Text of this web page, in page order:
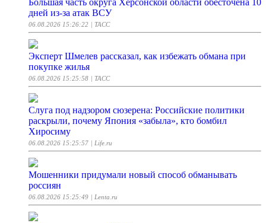
Большая часть округа Херсонской области обесточена 10
дней из-за атак ВСУ
06.08.2026 15:26:22 | ТАСС
Эксперт Шмелев рассказал, как избежать обмана при
покупке жилья
06.08.2026 15:25:58 | ТАСС
Слуга под надзором сюзерена: Российские политики
раскрыли, почему Япония «забыла», кто бомбил
Хиросиму
06.08.2026 15:25:57 | Life.ru
Мошенники придумали новый способ обманывать
россиян
06.08.2026 15:25:49 | Lenta.ru